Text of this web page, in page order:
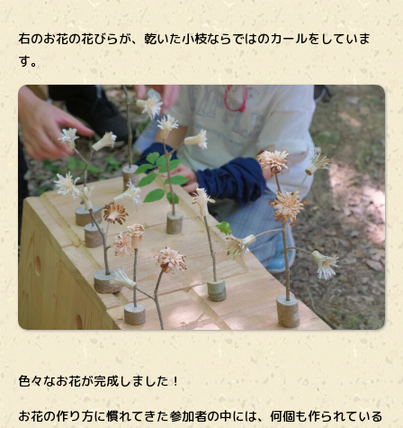
右のお花の花びらが、乾いた小枝ならではのカールをしていま
す。
色々なお花が完成しました！
お花の作り方に慣れてきた参加者の中には、何個も作られている